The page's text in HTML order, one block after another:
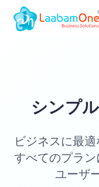
シンプ
ビジネスに最適
すべてのプラ
ユーザ